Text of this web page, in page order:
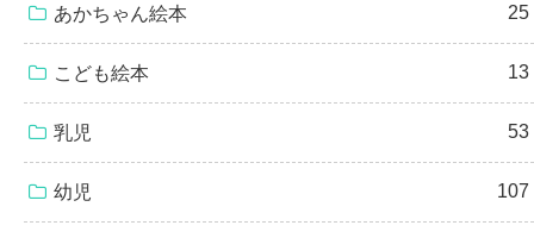
あかちゃん絵本 25
こども絵本 13
乳児 53
幼児 107